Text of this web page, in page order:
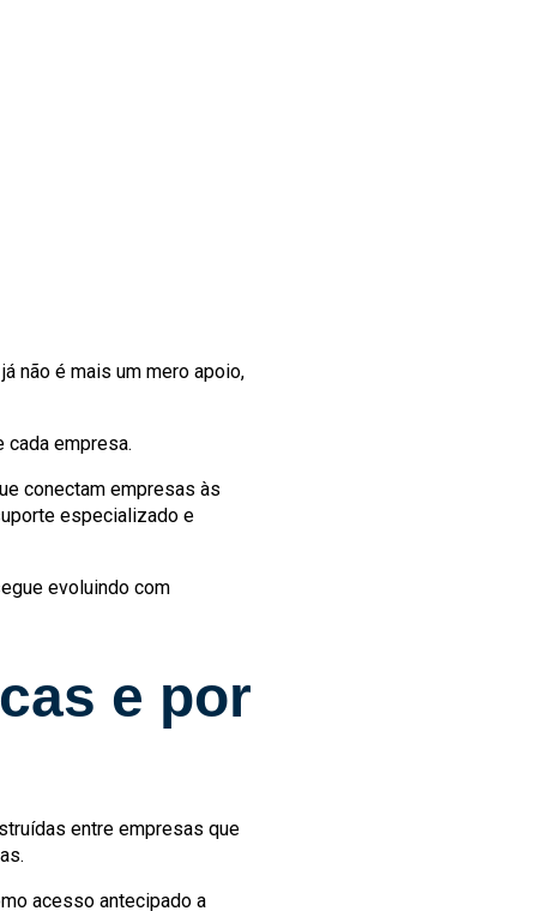
não é mais um mero apoio,
empresa.
conectam empresas às
especializado e
evoluindo com
e por
entre empresas que
acesso antecipado a